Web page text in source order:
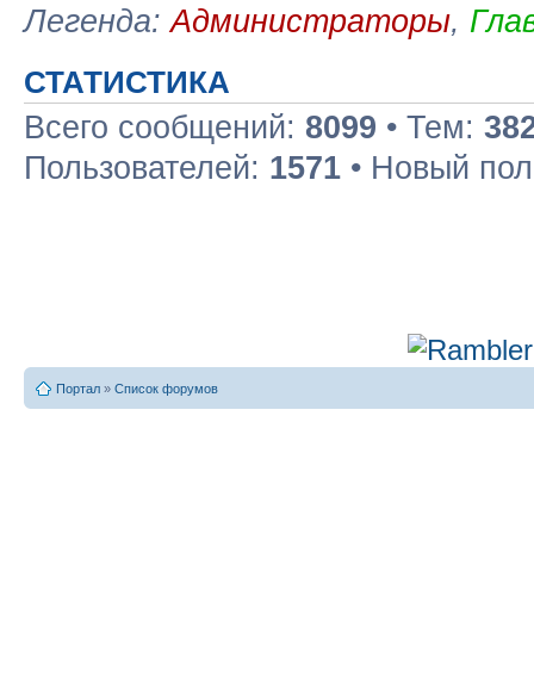
Легенда:Администраторы,
СТАТИСТИКА
Всего сообщений: 8099 • Тем:
Пользователей: 1571 • Новый
Портал » Список форумов